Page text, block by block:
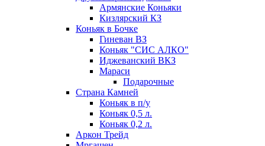
Армянские Коньяки
Кизлярский КЗ
Коньяк в Бочке
Гиневан ВЗ
Коньяк "СИС АЛКО"
Иджеванский ВКЗ
Мараси
Подарочные
Страна Камней
Коньяк в п/у
Коньяк 0,5 л.
Коньяк 0,2 л.
Аркон Трейд